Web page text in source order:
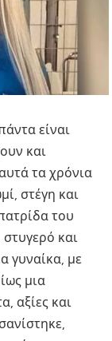
είναι
και
τα χρόνια
στέγη και
του
και
γυναίκα, με
μια
αξίες και